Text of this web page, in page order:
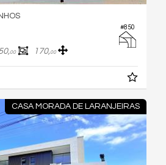
#850
00 170,00
CASA MORADA DE LARANJEIRAS